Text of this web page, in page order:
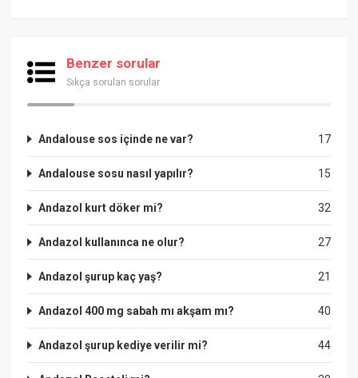
Benzer sorular
Sıkça sorulan sorular
17
Andalouse sos içinde ne var?
15
Andalouse sosu nasıl yapılır?
32
Andazol kurt döker mi?
27
Andazol kullanınca ne olur?
21
Andazol şurup kaç yaş?
40
Andazol 400 mg sabah mı akşam mı?
44
Andazol şurup kediye verilir mi?